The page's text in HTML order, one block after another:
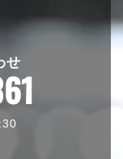
せ